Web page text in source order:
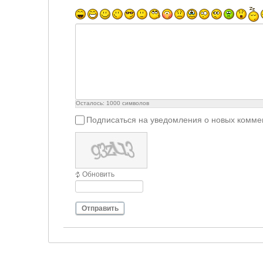
Осталось: 1000 символов
Подписаться на уведомления о новых
Обновить
Отправить